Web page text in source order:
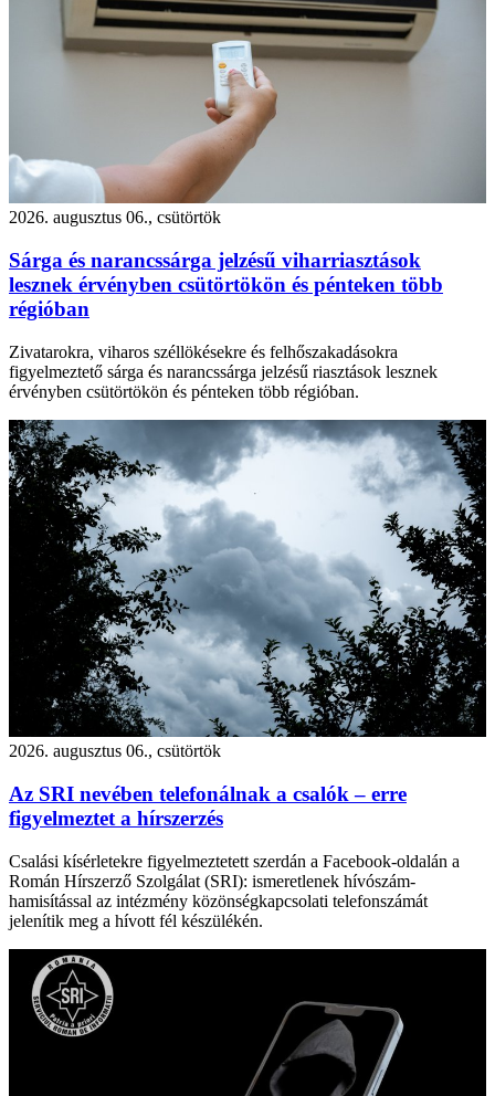
2026. augusztus 06., csütörtök
Sárga és narancssárga jelzésű viharriasztások
lesznek érvényben csütörtökön és pénteken több
régióban
Zivatarokra, viharos széllökésekre és felhőszakadásokra
figyelmeztető sárga és narancssárga jelzésű riasztások lesznek
érvényben csütörtökön és pénteken több régióban.
2026. augusztus 06., csütörtök
Az SRI nevében telefonálnak a csalók – erre
figyelmeztet a hírszerzés
Csalási kísérletekre figyelmeztetett szerdán a Facebook-oldalán a
Román Hírszerző Szolgálat (SRI): ismeretlenek hívószám-
hamisítással az intézmény közönségkapcsolati telefonszámát
jelenítik meg a hívott fél készülékén.